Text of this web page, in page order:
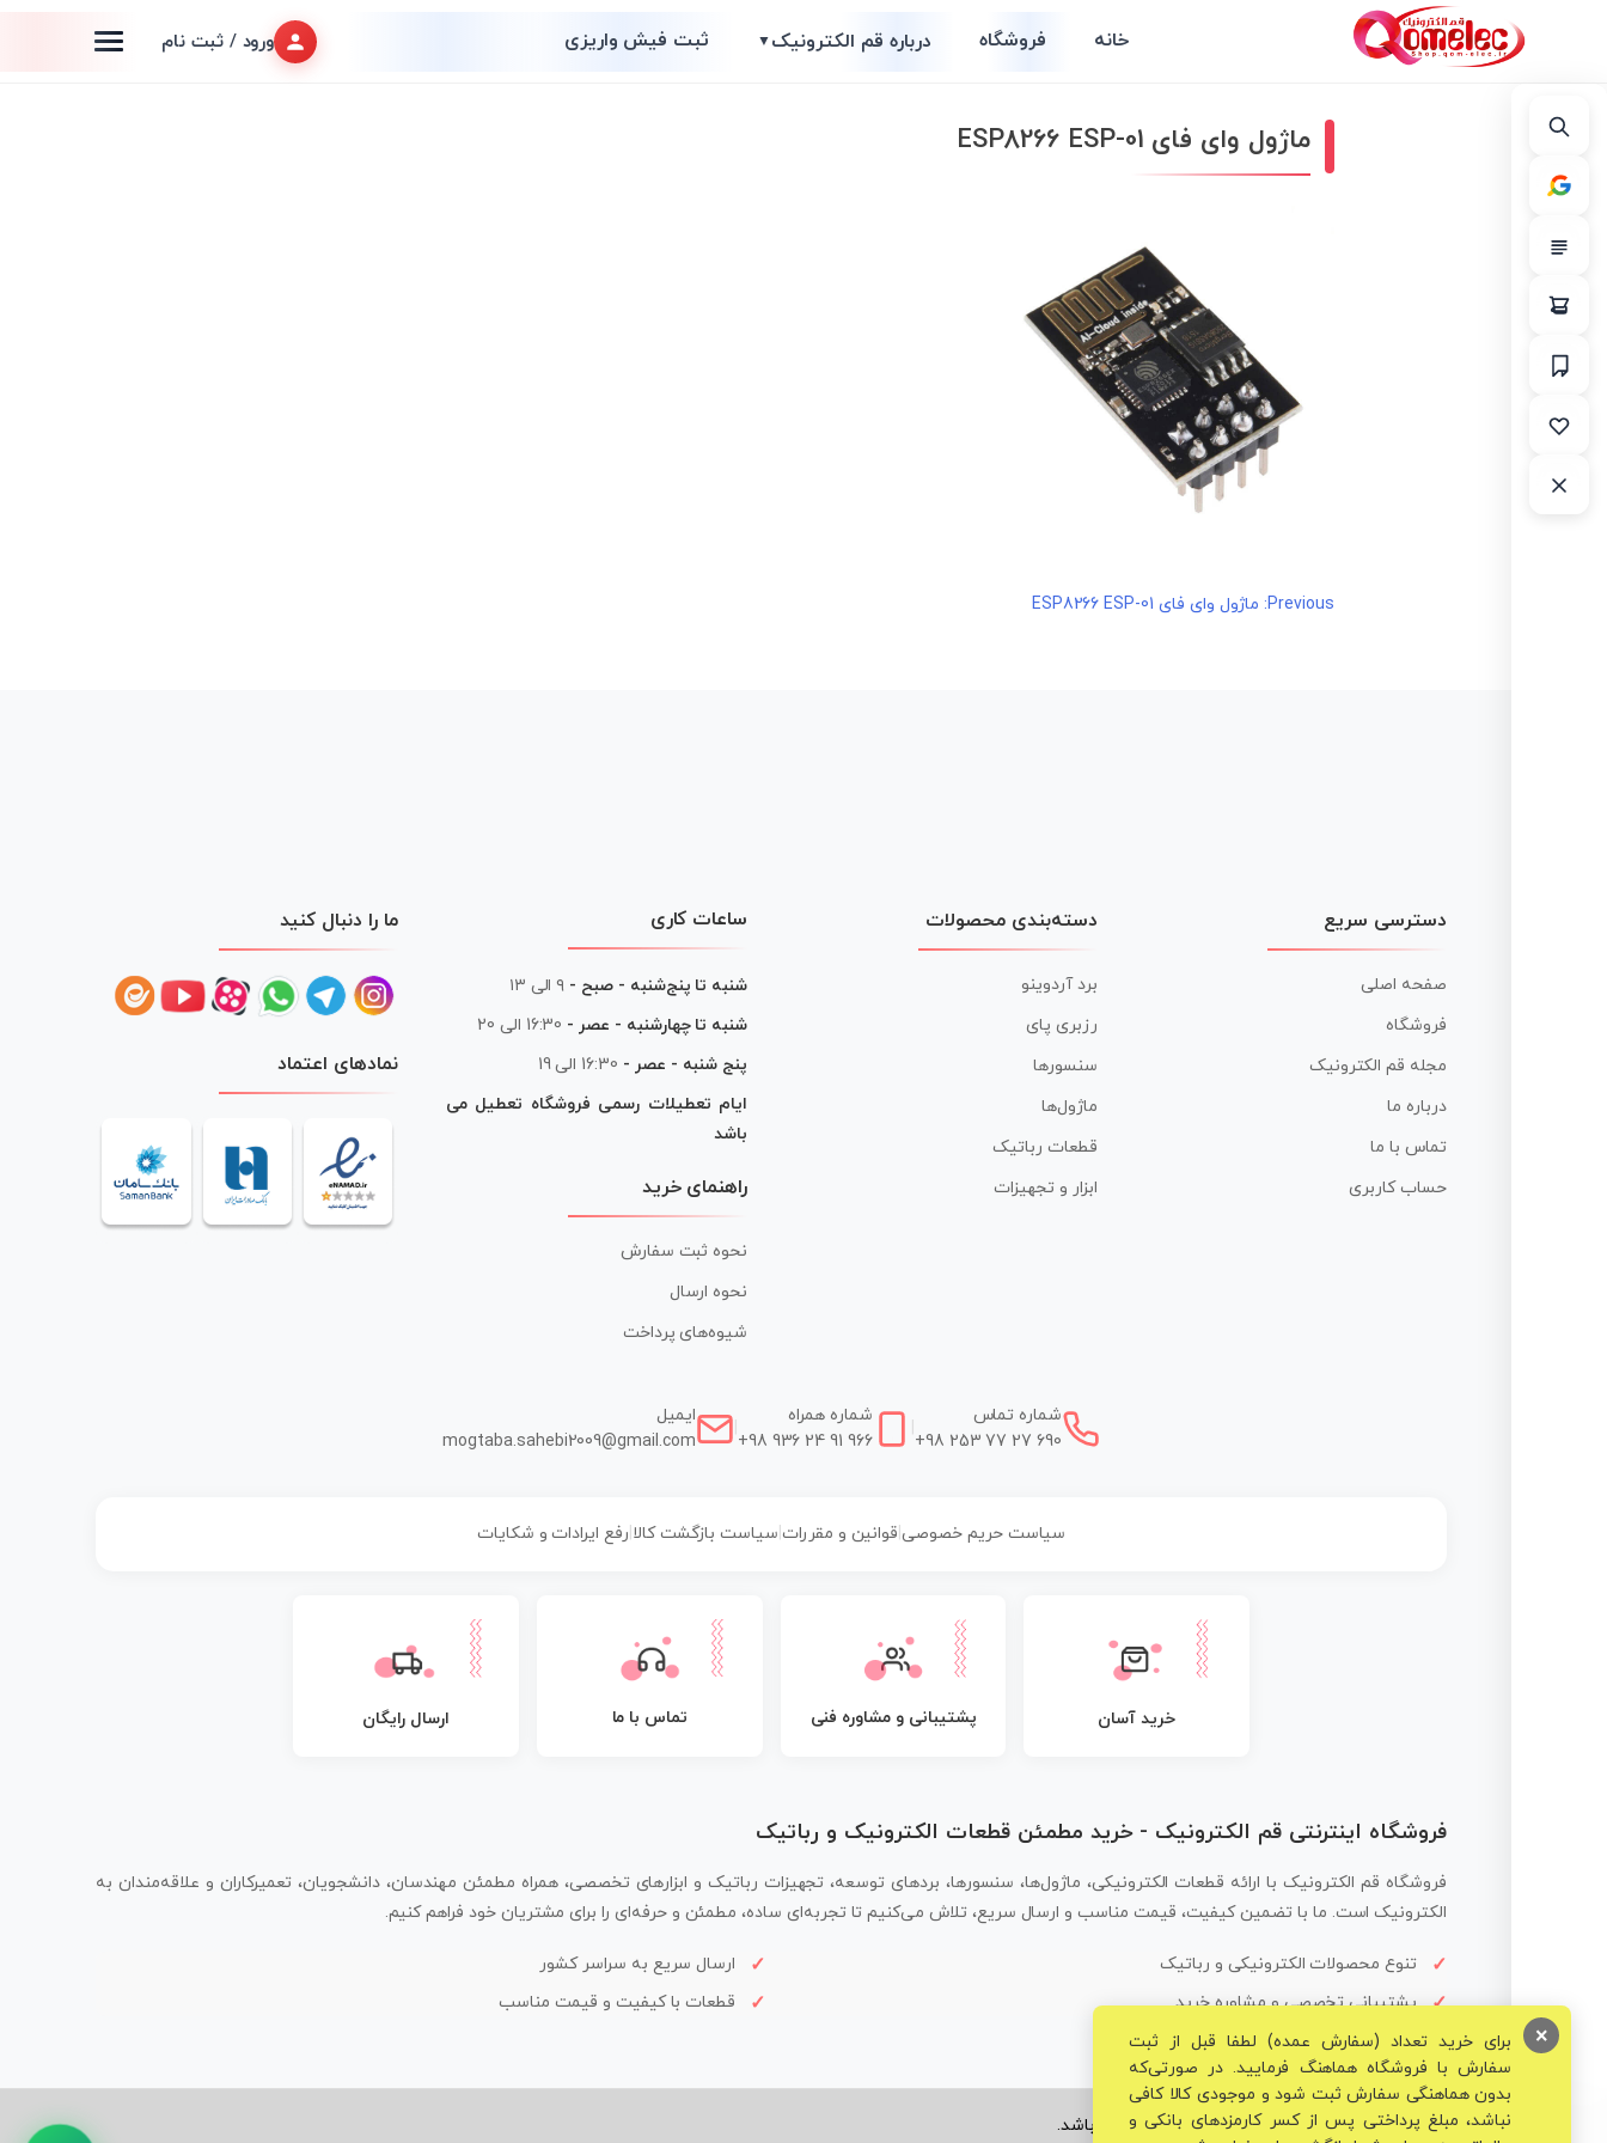
خانه فروشگاه درباره قم الکترونیک▼ ثبت فیش واریزی ورود / ثبت نام
ماژول وای فای ESP8266 ESP-01
راهبری
Previous: ماژول وای فای ESP8266 ESP-01
دسترسی سریع
صفحه اصلی
فروشگاه
مجله قم الکترونیک
درباره ما
تماس با ما
حساب کاربری
دسته‌بندی محصولات
برد آردوینو
رزبری پای
سنسورها
ماژول‌ها
قطعات رباتیک
ابزار و تجهیزات
ساعات کاری
شنبه تا پنج‌شنبه - صبح - ۹ الی ۱۳
شنبه تا چهارشنبه - عصر - 16:30 الی 20
پنج شنبه - عصر - 16:30 الی 19
ایام تعطیلات رسمی فروشگاه تعطیل می
باشد
راهنمای خرید
نحوه ثبت سفارش
نحوه ارسال
شیوه‌های پرداخت
ما را دنبال کنید
نمادهای اعتماد
شماره تماس
+98 253 77 27 690
شماره همراه
+98 936 24 91 966
ایمیل
mogtaba.sahebi2009@gmail.com
سیاست حریم خصوصی| قوانین و مقررات سیاست بازگشت کالا رفع ایرادات و شکایات
خرید آسان پشتیبانی و مشاوره فنی تماس با ما ارسال رایگان
فروشگاه اینترنتی قم الکترونیک - خرید مطمئن قطعات الکترونیک و رباتیک
فروشگاه قم الکترونیک با ارائه قطعات الکترونیکی، ماژول‌ها، سنسورها، بردهای توسعه، تجهیزات رباتیک و ابزارهای تخصصی، همراه مطمئن مهندسان، دانشجویان، تعمیرکاران و علاقه‌مندان به
الکترونیک است. ما با تضمین کیفیت، قیمت مناسب و ارسال سریع، تلاش می‌کنیم تا تجربه‌ای ساده، مطمئن و حرفه‌ای را برای مشتریان خود فراهم کنیم.
تنوع محصولات الکترونیکی و رباتیک
ارسال سریع به سراسر کشور
پشتیبانی تخصصی و مشاوره خرید
قطعات با کیفیت و قیمت مناسب
© تمامی حقوق برای فروشگاه تخصصی قم الکترونیک محفوظ می‌باشد.
برای خرید تعداد (سفارش عمده) لطفا قبل از ثبت
سفارش با فروشگاه هماهنگ فرمایید. در صورتی‌که
بدون هماهنگی سفارش ثبت شود و موجودی کالا کافی
نباشد، مبلغ پرداختی پس از کسر کارمزدهای بانکی و
×